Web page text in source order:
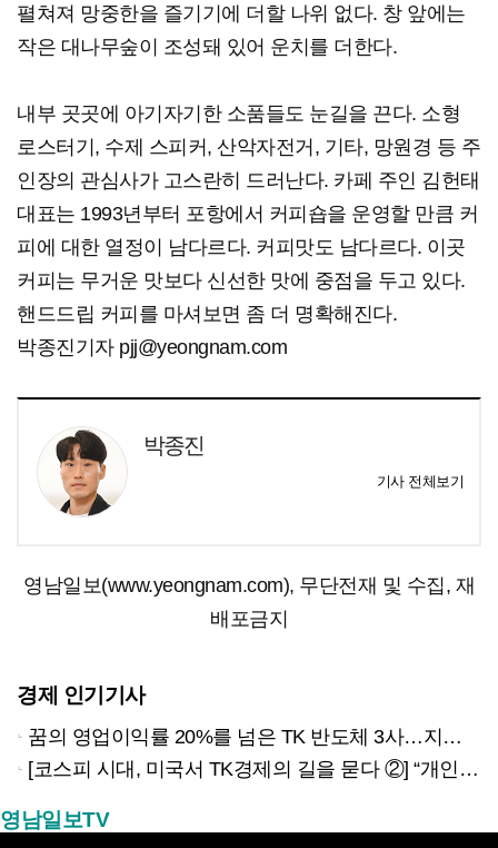
펼쳐져 망중한을 즐기기에 더할 나위 없다. 창 앞에는
작은 대나무숲이 조성돼 있어 운치를 더한다.
내부 곳곳에 아기자기한 소품들도 눈길을 끈다. 소형
로스터기, 수제 스피커, 산악자전거, 기타, 망원경 등 주
인장의 관심사가 고스란히 드러난다. 카페 주인 김헌태
대표는 1993년부터 포항에서 커피숍을 운영할 만큼 커
피에 대한 열정이 남다르다. 커피맛도 남다르다. 이곳
커피는 무거운 맛보다 신선한 맛에 중점을 두고 있다.
핸드드립 커피를 마셔보면 좀 더 명확해진다.
박종진기자 pjj@yeongnam.com
박종진
기사 전체보기
영남일보(www.yeongnam.com), 무단전재 및 수집, 재
배포금지
경제 인기기사
꿈의 영업이익률 20%를 넘은 TK 반도체 3사…지역 경제 생태계 바꾸나
[코스피 시대, 미국서 TK경제의 길을 묻다 ②] “개인재무 필수과목 지정했더니 신용점수 오르고 대출 연체율 33% 줄었다”
영남일보TV